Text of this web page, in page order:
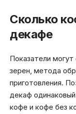
Сколько
декафе
Показатели
зерен, метода
приготовления.
декаф
кофе и кофе без